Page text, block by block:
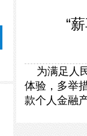
“
为满足人
体验，多举
款个人金融